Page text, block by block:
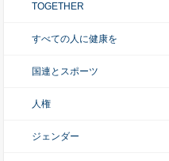
TOGETHER
すべての人に健康を
国連とスポーツ
人権
ジェンダー